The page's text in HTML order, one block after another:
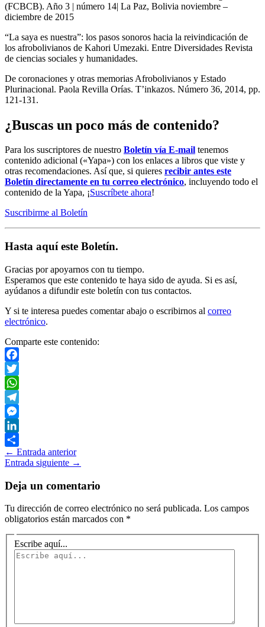
(FCBCB). Año 3 | número 14| La Paz, Bolivia noviembre –
diciembre de 2015
“La saya es nuestra”: los pasos sonoros hacia la reivindicación de
los afrobolivianos de Kahori Umezaki. Entre Diversidades Revista
de ciencias sociales y humanidades.
De coronaciones y otras memorias Afrobolivianos y Estado
Plurinacional. Paola Revilla Orías. T’inkazos. Número 36, 2014, pp.
121-131.
¿Buscas un poco más de contenido?
Para los suscriptores de nuestro Boletín vía E-mail tenemos
contenido adicional («Yapa») con los enlaces a libros que viste y
otras recomendaciones. Así que, si quieres recibir antes este
Boletín directamente en tu correo electrónico, incluyendo todo el
contenido de la Yapa, ¡Suscríbete ahora!
Suscribirme al Boletín
Hasta aquí este Boletín.
Gracias por apoyarnos con tu tiempo.
Esperamos que este contenido te haya sido de ayuda. Si es así,
ayúdanos a difundir este boletín con tus contactos.
Y si te interesa puedes comentar abajo o escribirnos al correo
electrónico.
Comparte este contenido:
Facebook
Twitter
WhatsApp
Telegram
Messenger
LinkedIn
Compartir
← Entrada anterior
Entrada siguiente →
Deja un comentario
Tu dirección de correo electrónico no será publicada. Los campos
obligatorios están marcados con *
Escribe aquí...